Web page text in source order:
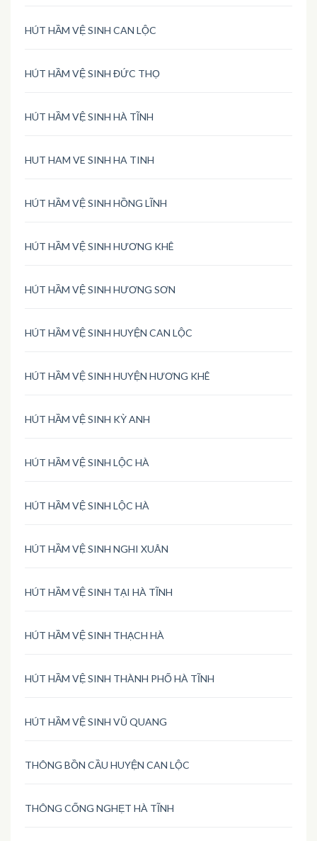
HÚT HẦM VỆ SINH CAN LỘC
HÚT HẦM VỆ SINH ĐỨC THỌ
HÚT HẦM VỆ SINH HÀ TĨNH
HUT HAM VE SINH HA TINH
HÚT HẦM VỆ SINH HỒNG LĨNH
HÚT HẦM VỆ SINH HƯƠNG KHÊ
HÚT HẦM VỆ SINH HƯƠNG SƠN
HÚT HẦM VỆ SINH HUYỆN CAN LỘC
HÚT HẦM VỆ SINH HUYỆN HƯƠNG KHÊ
HÚT HẦM VỆ SINH KỲ ANH
HÚT HẦM VỆ SINH LỘC HÀ
HÚT HẦM VỆ SINH LỘC HÀ
HÚT HẦM VỆ SINH NGHI XUÂN
HÚT HẦM VỆ SINH TẠI HÀ TĨNH
HÚT HẦM VỆ SINH THẠCH HÀ
HÚT HẦM VỆ SINH THÀNH PHỐ HÀ TĨNH
HÚT HẦM VỆ SINH VŨ QUANG
THÔNG BỒN CẦU HUYỆN CAN LỘC
THÔNG CỐNG NGHẸT HÀ TĨNH